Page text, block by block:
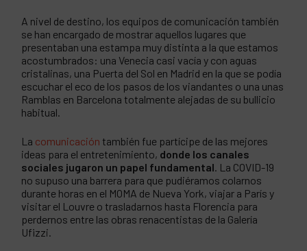
A nivel de destino, los equipos de comunicación también
se han encargado de mostrar aquellos lugares que
presentaban una estampa muy distinta a la que estamos
acostumbrados: una Venecia casi vacía y con aguas
cristalinas, una Puerta del Sol en Madrid en la que se podía
escuchar el eco de los pasos de los viandantes o una unas
Ramblas en Barcelona totalmente alejadas de su bullicio
habitual.
La comunicación también fue partícipe de las mejores
ideas para el entretenimiento, donde los canales
sociales jugaron un papel fundamental . La COVID-19
no supuso una barrera para que pudiéramos colarnos
durante horas en el MOMA de Nueva York, viajar a París y
visitar el Louvre o trasladarnos hasta Florencia para
perdernos entre las obras renacentistas de la Galería
Ufizzi.